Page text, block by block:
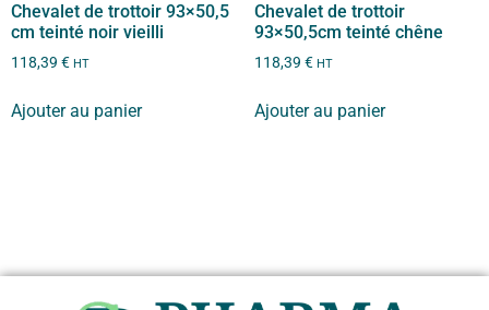
Chevalet de trottoir 93×50,5
cm teinté noir vieilli
118,39 € HT
Ajouter au panier
Chevalet de trottoir
93×50,5cm teinté chêne
118,39 € HT
Ajouter au panier